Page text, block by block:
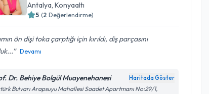
Antalya, Konyaaltı
5 (2 Değerlendirme)
ön dişi toka çarptığı için kırıldı, diş parçasını
Devamı
Dr. Behiye Bolgül Muayenehanesi Haritada Göster
Bulvarı Arapsuyu Mahallesi Saadet Apartmanı No:29/1,